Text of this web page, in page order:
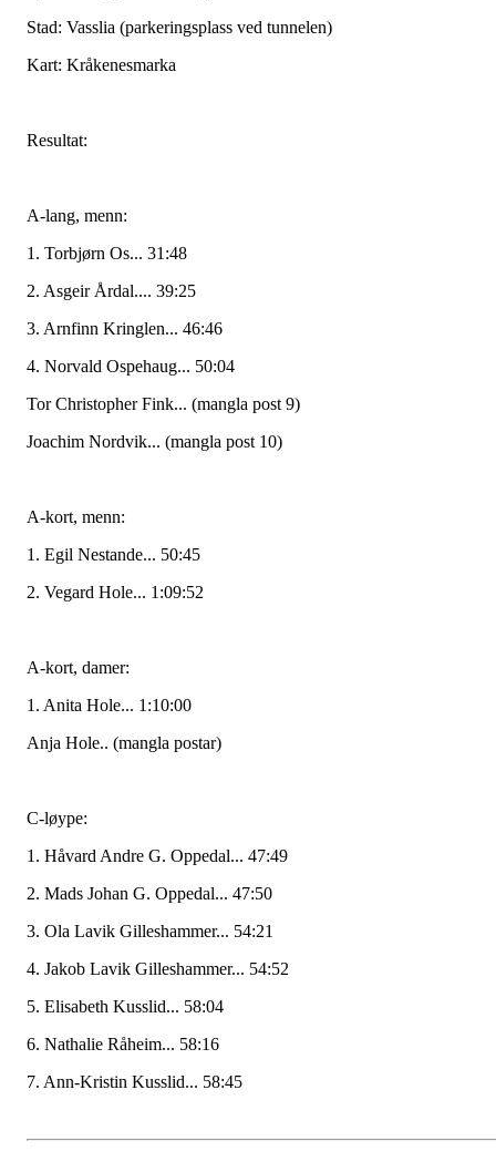
Stad: Vasslia (parkeringsplass ved tunnelen)
Kart: Kråkenesmarka
Resultat:
A-lang, menn:
1. Torbjørn Os... 31:48
2. Asgeir Årdal.... 39:25
3. Arnfinn Kringlen... 46:46
4. Norvald Ospehaug... 50:04
Tor Christopher Fink... (mangla post 9)
Joachim Nordvik... (mangla post 10)
A-kort, menn:
1. Egil Nestande... 50:45
2. Vegard Hole... 1:09:52
A-kort, damer:
1. Anita Hole... 1:10:00
Anja Hole.. (mangla postar)
C-løype:
1. Håvard Andre G. Oppedal... 47:49
2. Mads Johan G. Oppedal... 47:50
3. Ola Lavik Gilleshammer... 54:21
4. Jakob Lavik Gilleshammer... 54:52
5. Elisabeth Kusslid... 58:04
6. Nathalie Råheim... 58:16
7. Ann-Kristin Kusslid... 58:45